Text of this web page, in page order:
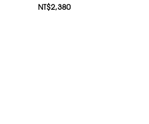
NECK TOP THEFLOWER
NT$2,380